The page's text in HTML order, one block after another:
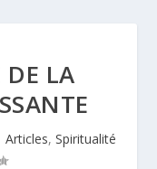
DE LA
Articles, Spiritualité